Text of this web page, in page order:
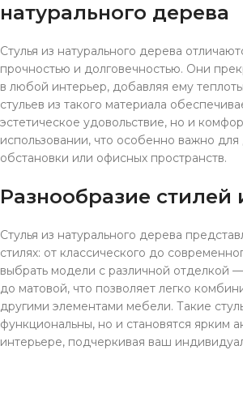
натурального дерева
Стулья из натурального дерева
прочностью и долговечностью. Они
в любой интерьер, добавляя ему
стульев из такого материала
эстетическое удовольствие, но и
использовании, что особенно важно
обстановки или офисных пространств.
Разнообразие стилей
Стулья из натурального дерева
стилях: от классического до
выбрать модели с различной отделкой
до матовой, что позволяет легко
другими элементами мебели. Такие
функциональны, но и становятся ярким
интерьере, подчеркивая ваш